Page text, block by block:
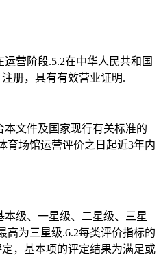
营阶段.5.2在中华人民共和国
册，具有有效营业证明.
本文件及国家现行有关标准的
育场馆运营评价之日起近3年内
级、一星级、二星级、三星
高为三星级.6.2每类评价指标的
，基本项的评定结果为满足或